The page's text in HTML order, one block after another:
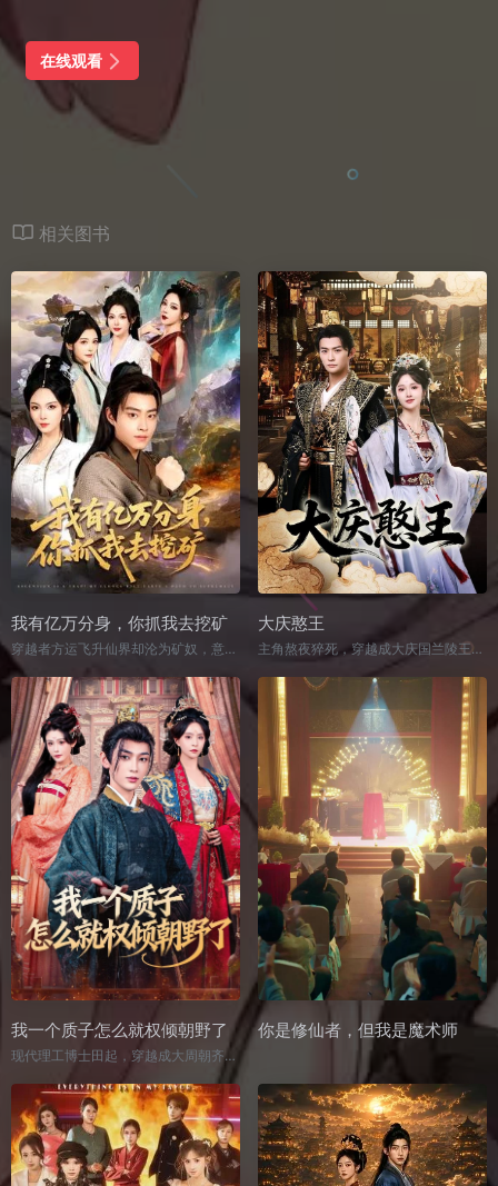
在线观看
相关图书
我有亿万分身，你抓我去挖矿
穿越者方运飞升仙界却沦为矿奴，意外觉醒无限分身系统，分身可捏脸、同实力且能反馈修炼成果。他借分身挖矿、修炼、布局，碾压欺压自己的监工黄辉，打脸各路反派，收服柳薇、剑舞等红颜。凭借分身军团，他在秘境夺宝、拍卖会豪掷千金，搜集各族精血解锁分身种族，挑起仙宗内斗牵制强敌。最终，方运炼化金云雾突破金仙，兑换十万金仙分身，斩杀萧炎云等仙君级敌人，在得知上重天开启后，率分身军团前往更高处闯荡，开启新征程。
大庆憨王
主角熬夜猝死，穿越成大庆国兰陵王幼子何元。何家长兄战死，留有三位嫂子，何元素称“憨子小王爷”。原身纠缠平阳公主遭反击，主角穿越背锅，面对嫂子们的期许决心逆袭。实则平阳公主故意为之，不愿远嫁燕国，想让何元求婚。当朝皇帝是公主兄长，却为沈太后扶持的傀儡，沈太后欲立亲儿子苏天鸣为帝。
我一个质子怎么就权倾朝野了
现代理工博士田起，穿越成大周朝齐王的痴傻质子，身陷囹圄还遭背叛，为自保只得装傻蛰伏。 他巧用现代知识打造利器，京城周旋中以AK击败武状元一鸣惊人，北狄比试里惊艳全场，被迫成为女帝姜妍的凤君。 后遇叔叔田文勾结北狄谋反，齐国岌岌可危，他与女帝联手，凭超时代技术和谋略以少胜多，平定叛乱收复失地，铲除苏丞相通敌势力，收获多位红颜真心，最终拯救家族、稳固齐地，助女帝肃清朝堂，权倾朝野。
你是修仙者，但我是魔术师